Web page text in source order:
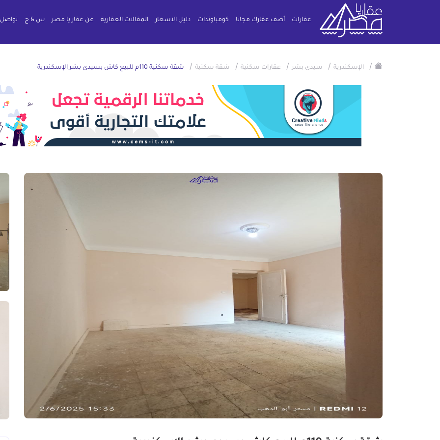
عقارات أضف عقارك مجانا كومباوندات دليل الاسعار المقالات العقارية عن عقار يا مصر س & ج
/ الإسكندرية / سيدى بشر / عقارات سكنية / شقة سكنية / شقة سكنية 110م للبيع كاش بسيدى بشر الإسكندرية